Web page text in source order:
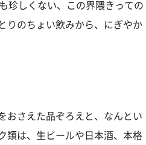
珍しくない、この界隈きっての
りのちょい飲みから、にぎやか
おさえた品ぞろえと、なんとい
類は、生ビールや日本酒、本格